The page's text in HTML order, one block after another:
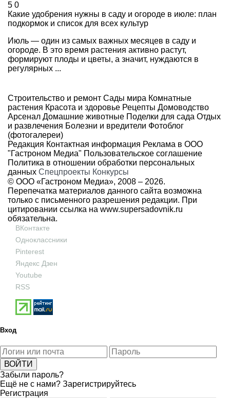
5 0
Какие удобрения нужны в саду и огороде в июле: план
подкормок и список для всех культур
Июль — один из самых важных месяцев в саду и
огороде. В это время растения активно растут,
формируют плоды и цветы, а значит, нуждаются в
регулярных ...
Строительство и ремонт Сады мира Комнатные
растения Красота и здоровье Рецепты Домоводство
Арсенал Домашние животные Поделки для сада Отдых
и развлечения Болезни и вредители Фотоблог
(фотогалереи)
Редакция Контактная информация Реклама в ООО
"Гастроном Медиа" Пользовательское соглашение
Политика в отношении обработки персональных
данных Спецпроекты Конкурсы
© ООО «Гастроном Медиа», 2008 – 2026.
Перепечатка материалов данного сайта возможна
только с письменного разрешения редакции. При
цитировании ссылка на www.supersadovnik.ru
обязательна.
ВКонтакте
Одноклассники
Pinterest
Яндекс Дзен
Youtube
RSS
Вход
Забыли пароль?
Ещё не с нами? Зарегистрируйтесь
Регистрация